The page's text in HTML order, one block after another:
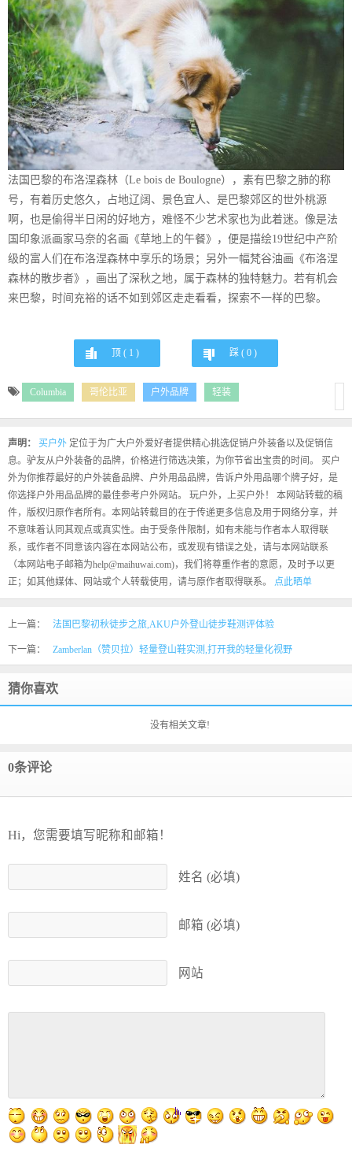
法国巴黎的布洛涅森林（Le bois de Boulogne），素有巴黎之肺的称
号，有着历史悠久，占地辽阔、景色宜人、是巴黎郊区的世外桃源
啊，也是偷得半日闲的好地方，难怪不少艺术家也为此着迷。像是法
国印象派画家马奈的名画《草地上的午餐》，便是描绘19世纪中产阶
级的富人们在布洛涅森林中享乐的场景；另外一幅梵谷油画《布洛涅
森林的散步者》，画出了深秋之地，属于森林的独特魅力。若有机会
来巴黎，时间充裕的话不如到郊区走走看看，探索不一样的巴黎。
顶 ( 1 ) 踩 ( 0)
Columbia 哥伦比亚 户外品牌 轻装
声明： 买户外 定位于为广大户外爱好者提供精心挑选促销户外装备以及促销信
息。驴友从户外装备的品牌，价格进行筛选决策，为你节省出宝贵的时间。 买户
外为你推荐最好的户外装备品牌、户外用品品牌，告诉户外用品哪个牌子好，是
你选择户外用品品牌的最佳参考户外网站。 玩户外，上买户外！ 本网站转载的稿
件，版权归原作者所有。本网站转载目的在于传递更多信息及用于网络分享，并
不意味着认同其观点或真实性。由于受条件限制，如有未能与作者本人取得联
系，或作者不同意该内容在本网站公布，或发现有错误之处，请与本网站联系
（本网站电子邮箱为help@maihuwai.com)，我们将尊重作者的意愿，及时予以更
正；如其他媒体、网站或个人转载使用，请与原作者取得联系。 点此晒单
上一篇： 法国巴黎初秋徒步之旅,AKU户外登山徒步鞋测评体验
下一篇： Zamberlan（赞贝拉）轻量登山鞋实测,打开我的轻量化视野
猜你喜欢
没有相关文章!
0条评论
Hi，您需要填写昵称和邮箱！
姓名 (必填)
邮箱 (必填)
网站